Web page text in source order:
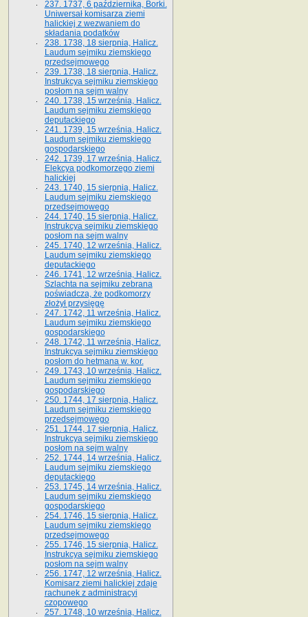
237. 1737, 6 października, Borki.
Uniwersał komisarza ziemi
halickiej z wezwaniem do
składania podatków
238. 1738, 18 sierpnia, Halicz.
Laudum sejmiku ziemskiego
przedsejmowego
239. 1738, 18 sierpnia, Halicz.
Instrukcya sejmiku ziemskiego
posłom na sejm walny
240. 1738, 15 września, Halicz.
Laudum sejmiku ziemskiego
deputackiego
241. 1739, 15 września, Halicz.
Laudum sejmiku ziemskiego
gospodarskiego
242. 1739, 17 września, Halicz.
Elekcya podkomorzego ziemi
halickiej
243. 1740, 15 sierpnia, Halicz.
Laudum sejmiku ziemskiego
przedsejmowego
244. 1740, 15 sierpnia, Halicz.
Instrukcya sejmiku ziemskiego
posłom na sejm walny
245. 1740, 12 września, Halicz.
Laudum sejmiku ziemskiego
deputackiego
246. 1741, 12 września, Halicz.
Szlachta na sejmiku zebrana
poświadcza, że podkomorzy
złożył przysięgę
247. 1742, 11 września, Halicz.
Laudum sejmiku ziemskiego
gospodarskiego
248. 1742, 11 września, Halicz.
Instrukcya sejmiku ziemskiego
posłom do hetmana w. kor.
249. 1743, 10 września, Halicz.
Laudum sejmiku ziemskiego
gospodarskiego
250. 1744, 17 sierpnia, Halicz.
Laudum sejmiku ziemskiego
przedsejmowego
251. 1744, 17 sierpnia, Halicz.
Instrukcya sejmiku ziemskiego
posłom na sejm walny
252. 1744, 14 września, Halicz.
Laudum sejmiku ziemskiego
deputackiego
253. 1745, 14 września, Halicz.
Laudum sejmiku ziemskiego
gospodarskiego
254. 1746, 15 sierpnia, Halicz.
Laudum sejmiku ziemskiego
przedsejmowego
255. 1746, 15 sierpnia, Halicz.
Instrukcya sejmiku ziemskiego
posłom na sejm walny
256. 1747, 12 września, Halicz.
Komisarz ziemi halickiej zdaje
rachunek z administracyi
czopowego
257. 1748, 10 września, Halicz.